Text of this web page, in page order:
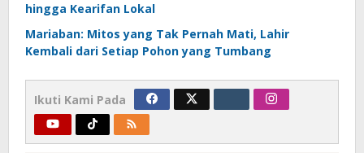
hingga Kearifan Lokal
Mariaban: Mitos yang Tak Pernah Mati, Lahir
Kembali dari Setiap Pohon yang Tumbang
Ikuti Kami Pada